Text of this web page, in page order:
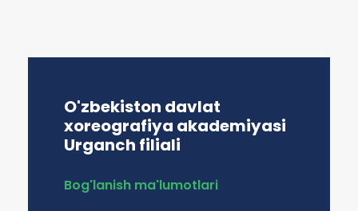
O'zbekiston davlat
xoreografiya akademiyasi
Urganch filiali
Bog'lanish ma'lumotlari